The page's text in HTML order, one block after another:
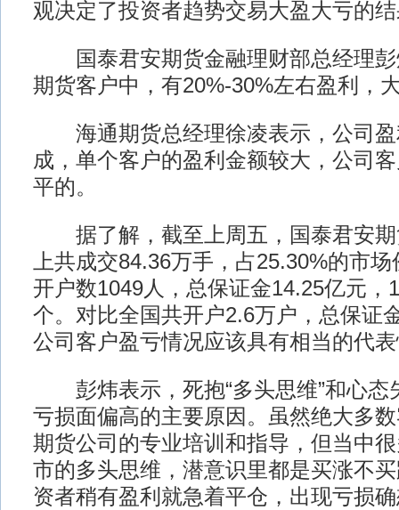
观决定了投资者趋势交易大盈大亏的
国泰君安期货金融理财部总经理彭
期货客户中，有20%-30%左右盈利，
海通期货总经理徐凌表示，公司盈
成，单个客户的盈利金额较大，公司
平的。
据了解，截至上周五，国泰君安期
上共成交84.36万手，占25.30%的市
开户数1049人，总保证金14.25亿元，
个。对比全国共开户2.6万户，总保证
公司客户盈亏情况应该具有相当的代
彭炜表示，死抱“多头思维”和心态
亏损面偏高的主要原因。虽然绝大多
期货公司的专业培训和指导，但当中
市的多头思维，潜意识里都是买涨不
资者稍有盈利就急着平仓，出现亏损确